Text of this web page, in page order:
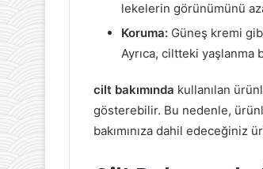
lekelerin görünümünü
Koruma: Güneş kremi
Ayrıca, ciltteki
cilt bakımında kullanılan
gösterebilir. Bu nedenle,
bakımınıza dahil edeceğiniz